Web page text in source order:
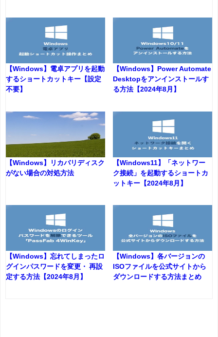
【Windows】電卓アプリを起動
するショートカットキー【設定
不要】
【Windows】Power Automate
Desktopをアンインストールす
る方法【2024年8月】
【Windows】リカバリディスク
がない場合の対処方法
【Windows11】「ネットワー
ク接続」を起動するショートカ
ットキー【2024年8月】
【Windows】忘れてしまったロ
グインパスワードを変更・ 再設
定する方法【2024年8月】
【Windows】各バージョンの
ISOファイルを公式サイトから
ダウンロードする方法まとめ